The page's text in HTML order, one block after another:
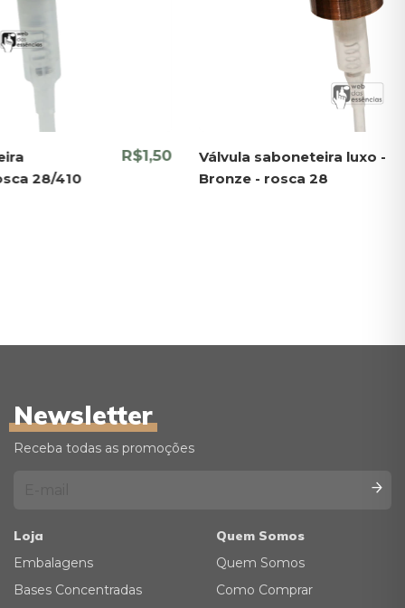
28/410
R$1,50
Válvula saboneteira luxo -
Bronze - rosca 28
Newsletter
Receba todas as promoções
Loja
Embalagens
Bases Concentradas
Quem Somos
Quem Somos
Como Comprar